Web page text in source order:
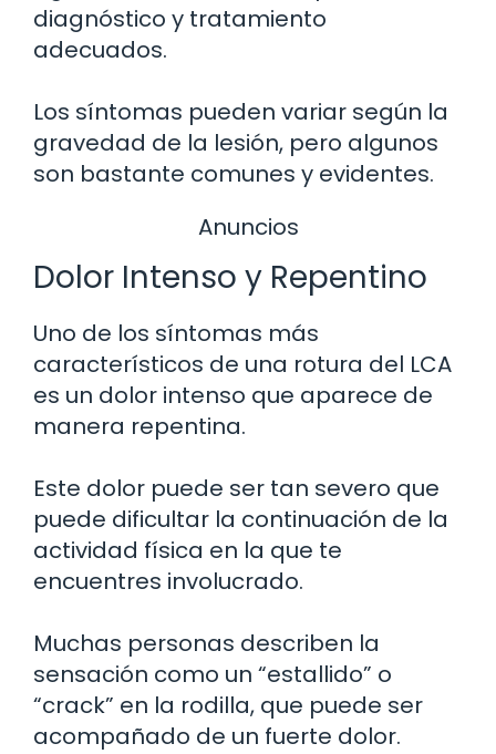
diagnóstico y tratamiento
adecuados.
Los síntomas pueden variar según la
gravedad de la lesión, pero algunos
son bastante comunes y evidentes.
Anuncios
Dolor Intenso y Repentino
Uno de los síntomas más
característicos de una rotura del LCA
es un dolor intenso que aparece de
manera repentina.
Este dolor puede ser tan severo que
puede dificultar la continuación de la
actividad física en la que te
encuentres involucrado.
Muchas personas describen la
sensación como un “estallido” o
“crack” en la rodilla, que puede ser
acompañado de un fuerte dolor.